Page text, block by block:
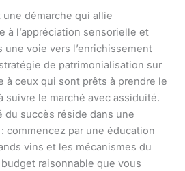
démarche qui allie
à l’appréciation sensorielle et
une voie vers l’enrichissement
de patrimonialisation sur
à ceux qui sont prêts à prendre le
suivre le marché avec assiduité.
du succès réside dans une
commencez par une éducation
vins et les mécanismes du
raisonnable que vous